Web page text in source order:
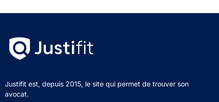
Justifit est, depuis 2015, le site qui permet de trouver son
avocat.